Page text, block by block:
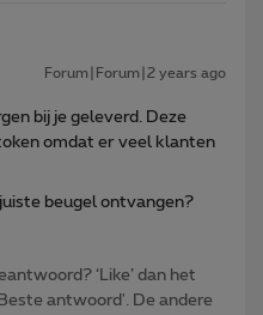
Forum|Forum|2 years ago
bij je geleverd. Deze
omdat er veel klanten
beugel ontvangen?
‘Like’ dan het
antwoord'. De andere